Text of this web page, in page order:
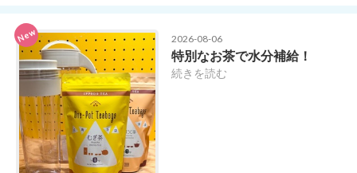
New 2026-08-06
特別なお茶で水分補給！
続きを読む